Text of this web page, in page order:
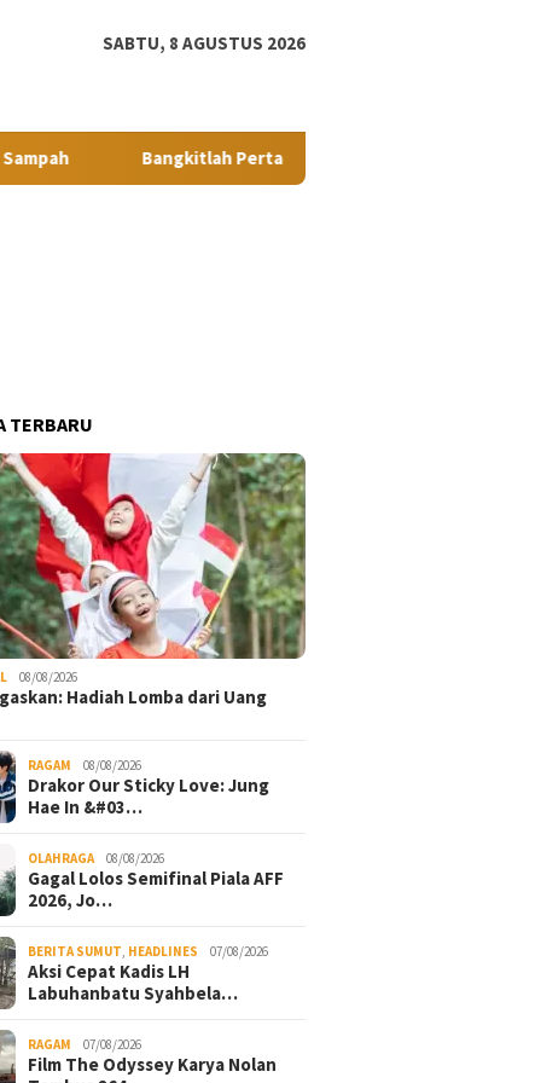
SABTU, 8 AGUSTUS 2026
Bangkitlah Pertanian Tabagsel: Kemandirian, Kerja Keras,
TERBARU
08/08/2026
Hadiah Lomba dari Uang
RAGAM 08/08/2026
Drakor Our Sticky Love: Jung
Hae In &#03…
OLAHRAGA 08/08/2026
Gagal Lolos Semifinal Piala AFF
2026, Jo…
BERITA SUMUT HEADLINES 07/08/2026
Aksi Cepat Kadis LH
Labuhanbatu Syahbela…
RAGAM 07/08/2026
Film The Odyssey Karya Nolan